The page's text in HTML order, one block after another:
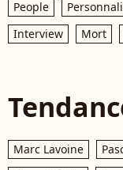
People
Interview
Mort
Marc Lavoine